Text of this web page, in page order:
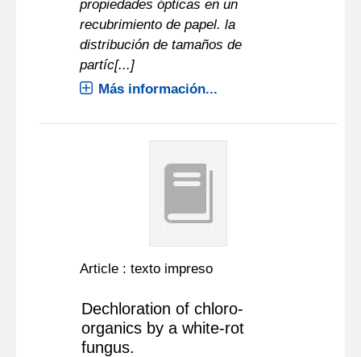
propiedades ópticas en un
recubrimiento de papel. la
distribución de tamaños de
partíc[...]
Más información...
Article : texto impreso
Dechloration of chloro-
organics by a white-rot
fungus.